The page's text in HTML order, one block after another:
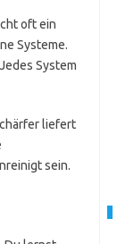
oft ein
Systeme.
System
liefert
sein.